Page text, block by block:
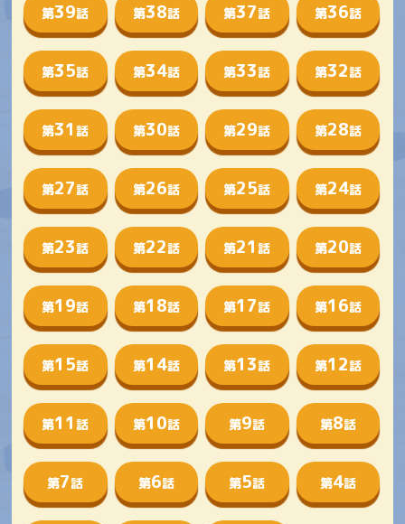
第39話 第38話 第37話 第36話
第35話 第34話 第33話 第32話
第31話 第30話 第29話 第28話
第27話 第26話 第25話 第24話
第23話 第22話 第21話 第20話
第19話 第18話 第17話 第16話
第15話 第14話 第13話 第12話
第11話 第10話 第9話 第8話
第7話 第6話 第5話 第4話